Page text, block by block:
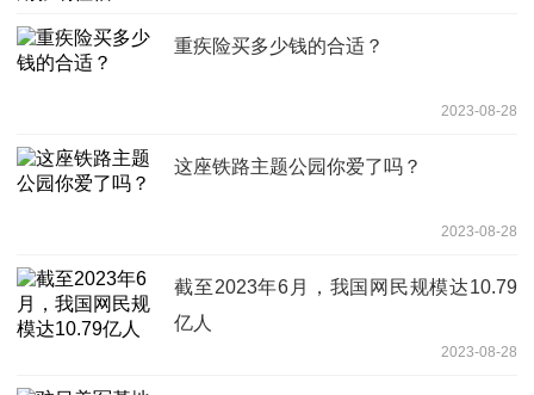
重疾险买多少钱的合适？
2023-08-28
这座铁路主题公园你爱了吗？
2023-08-28
截至2023年6月，我国网民规模达10.79
亿人
2023-08-28